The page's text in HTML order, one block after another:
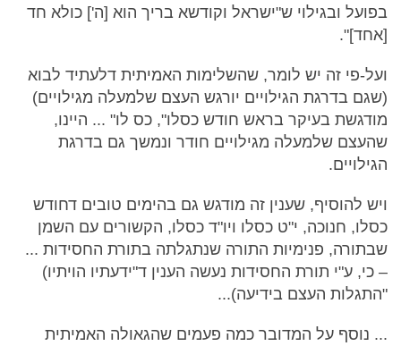
בפועל ובגילוי ש"ישראל וקודשא בריך הוא [ה'] כולא חד
[אחד]".
ועל-פי זה יש לומר, שהשלימות האמיתית דלעתיד לבוא
(שגם בדרגת הגילויים יורגש העצם שלמעלה מגילויים)
מודגשת בעיקר בראש חודש כסלו", כס לו" ... היינו,
שהעצם שלמעלה מגילויים חודר ונמשך גם בדרגת
הגילויים.
ויש להוסיף, שענין זה מודגש גם בהימים טובים דחודש
כסלו, חנוכה, י"ט כסלו ויו"ד כסלו, הקשורים עם השמן
שבתורה, פנימיות התורה שנתגלתה בתורת החסידות ...
– כי, ע"י תורת החסידות נעשה הענין ד"ידעתיו הויתיו)
"התגלות העצם בידיעה)...
... נוסף על המדובר כמה פעמים שהגאולה האמיתית